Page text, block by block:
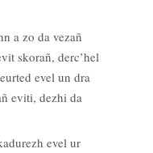
a zo da vezañ
skorañ, derc’hel
evel un dra
eviti, dezhi da
evel ur